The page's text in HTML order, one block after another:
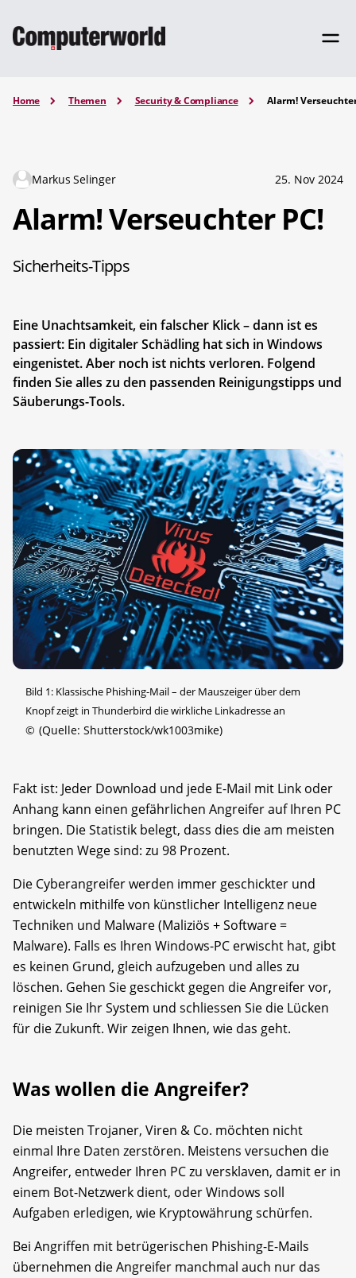
Home Themen Security & Compliance Alarm!
Markus Selinger 25. Nov 2024
Alarm! Verseuchter PC!
Sicherheits-Tipps
Eine Unachtsamkeit, ein falscher Klick – dann ist es
passiert: Ein digitaler Schädling hat sich in Windows
eingenistet. Aber noch ist nichts verloren. Folgend
finden Sie alles zu den passenden Reinigungstipps und
Säuberungs-Tools.
Bild 1: Klassische Phishing-Mail – der Mauszeiger über dem
Knopf zeigt in Thunderbird die wirkliche Linkadresse an
© (Quelle: Shutterstock/wk1003mike)
Fakt ist: Jeder Download und jede E-Mail mit Link oder
Anhang kann einen gefährlichen Angreifer auf Ihren PC
bringen. Die Statistik belegt, dass dies die am meisten
benutzten Wege sind: zu 98 Prozent.
Die Cyberangreifer werden immer geschickter und
entwickeln mithilfe von künstlicher Intelligenz neue
Techniken und Malware (Maliziös + Software =
Malware). Falls es Ihren Windows-PC erwischt hat, gibt
es keinen Grund, gleich aufzugeben und alles zu
löschen. Gehen Sie geschickt gegen die Angreifer vor,
reinigen Sie Ihr System und schliessen Sie die Lücken
für die Zukunft. Wir zeigen Ihnen, wie das geht.
Was wollen die Angreifer?
Die meisten Trojaner, Viren & Co. möchten nicht
einmal Ihre Daten zerstören. Meistens versuchen die
Angreifer, entweder Ihren PC zu versklaven, damit er in
einem Bot-Netzwerk dient, oder Windows soll
Aufgaben erledigen, wie Kryptowährung schürfen.
Bei Angriffen mit betrügerischen Phishing-E-Mails
übernehmen die Angreifer manchmal auch nur das